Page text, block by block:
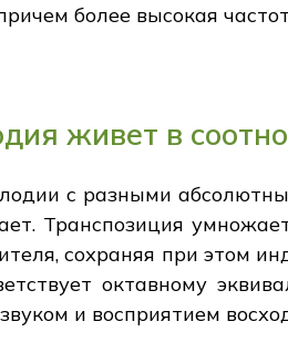
более высокая
живет в
с разными
Транспозиция
сохраняя при этом
октавному
и восприятием